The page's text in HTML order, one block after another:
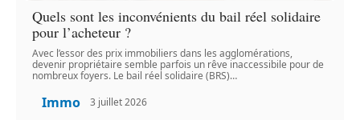
Quels sont les inconvénients du bail réel solidaire
pour l’acheteur ?
Avec l’essor des prix immobiliers dans les agglomérations,
devenir propriétaire semble parfois un rêve inaccessibile pour de
nombreux foyers. Le bail réel solidaire (BRS)…
Immo 3 juillet 2026